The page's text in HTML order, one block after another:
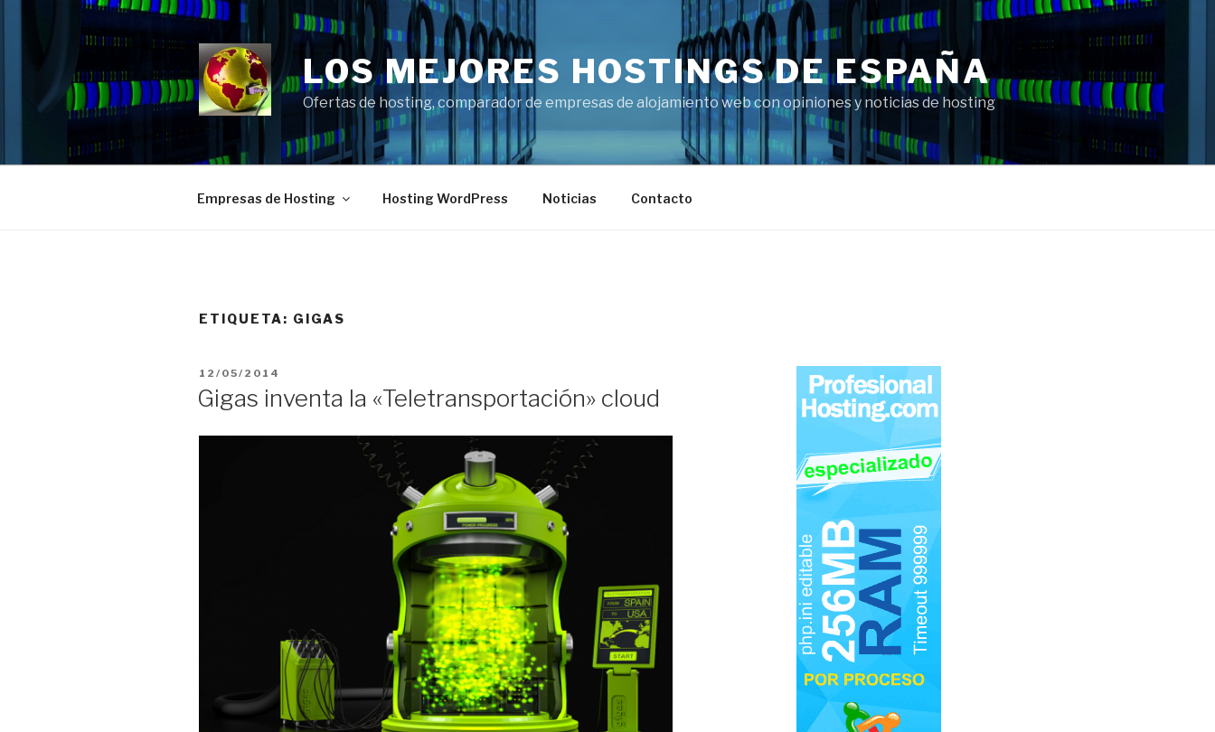
LOS MEJORES HOSTINGS DE ESPAÑA
Ofertas de hosting, comparador de empresas de alojamiento web con opiniones y noticias de hosting
Empresas de Hosting Hosting WordPress Noticias Contacto
ETIQUETA: GIGAS
PUBLICADO
12/05/2014
Gigas inventa la «Teletransportación» cloud